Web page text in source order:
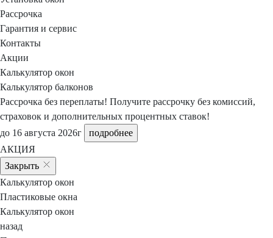
Рассрочка
Гарантия и сервис
Контакты
Акции
Калькулятор окон
Калькулятор балконов
Рассрочка без переплаты! Получите рассрочку без комиссий,
страховок и дополнительных процентных ставок!
до 16 августа 2026г
подробнее
АКЦИЯ
Закрыть
Калькулятор окон
Пластиковые окна
Калькулятор окон
назад